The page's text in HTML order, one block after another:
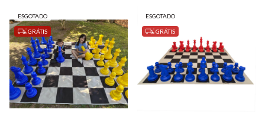
ESGOTADO
GRÁTIS
ESGOTADO
GRÁTIS